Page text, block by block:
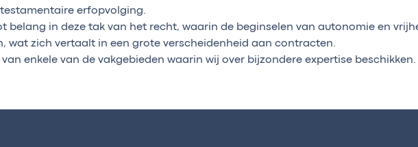
erfopvolging.
belang in deze tak van het recht, waarin de beginselen van autonomie en
wat zich vertaalt in een grote verscheidenheid aan contracten.
enkele van de vakgebieden waarin wij over bijzondere expertise beschikken.